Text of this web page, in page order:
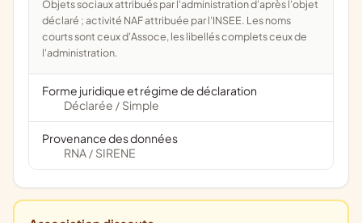
Objets sociaux attribués par l'administration d'après l'objet
déclaré ; activité NAF attribuée par l'INSEE. Les noms
courts sont ceux d'Assoce, les libellés complets ceux de
l'administration.
Forme juridique et régime de déclaration
Déclarée / Simple
Provenance des données
RNA / SIRENE